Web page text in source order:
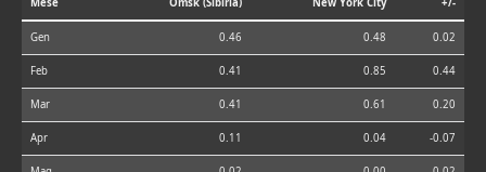
Mese Omsk (Sibiria) New York City +/-
Gen 0.46 0.48 0.02
Feb 0.41 0.85 0.44
Mar 0.41 0.61 0.20
Apr 0.11 0.04 -0.07